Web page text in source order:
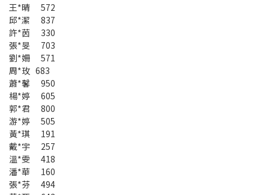
王*晴 572
邱*潔 837
許*茵 330
張*旻 703
劉*姍 571
周*玫 683
蕭*馨 950
楊*婷 605
郭*君 800
游*婷 505
黃*琪 191
戴*宇 257
溫*雯 418
潘*華 160
張*芬 494